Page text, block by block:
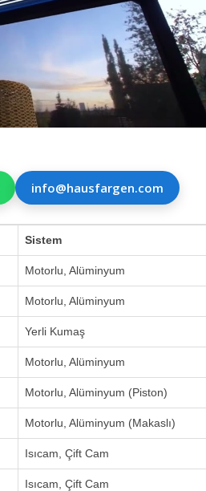
info@hausfargen.com
Sistem
Motorlu, Alüminyum
Motorlu, Alüminyum
Yerli Kumaş
Motorlu, Alüminyum
Motorlu, Alüminyum (Piston)
Motorlu, Alüminyum (Makaslı)
Isıcam, Çift Cam
Isıcam, Çift Cam